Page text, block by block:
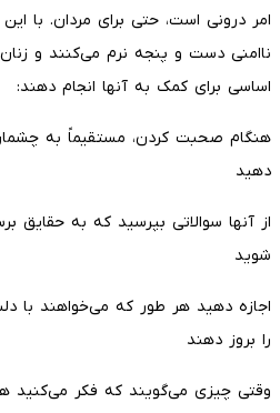
امر درونی است، حتی برای مردان. با
ناامنی دست و پنجه نرم می‌کنند و
اساسی برای کمک به آنها انجام دهند:
هنگام صحبت کردن، مستقیماً به
دهید
از آنها سوالاتی بپرسید که به حقایق
شوید
اجازه دهید هر طور که می‌خواهند با
را بروز دهند
وقتی چیزی می‌گویند که فکر می‌کنید